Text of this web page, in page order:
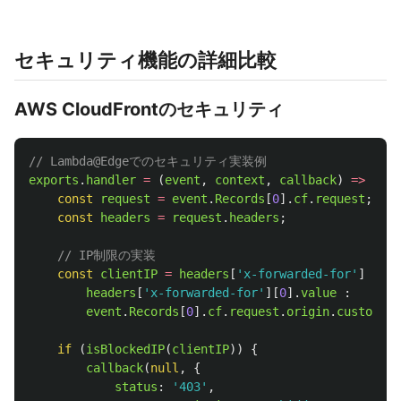
セキュリティ機能の詳細比較
AWS CloudFrontのセキュリティ
// Lambda@Edgeでのセキュリティ実装例
exports . handler = (event , context , callback) =>
const
request = event . Records [0]. cf. request ;
const
headers = request . headers ;
// IP制限の実装
const
clientIP = headers [ ' x-forwarded-for' ]
headers [ ' x-forwarded-for' ][0].value
:
event . Records [0]. cf. request . origin. custom
if (isBlockedIP(clientIP))
{
callback(null ,
{
status : '403' ,